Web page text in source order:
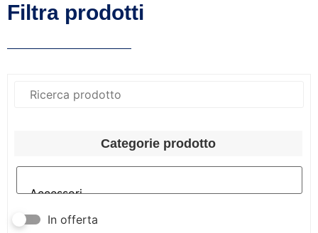
Filtra prodotti
Categorie prodotto
In offerta